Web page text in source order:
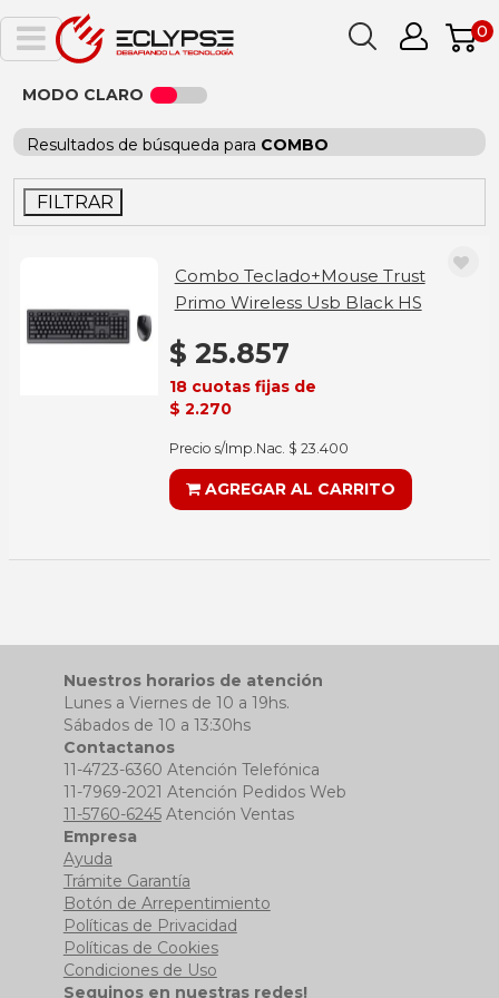
0
MODO CLARO
Resultados de búsqueda para COMBO
FILTRAR
Combo Teclado+Mouse Trust
Primo Wireless Usb Black HS
$ 25.857
18 cuotas fijas de
$ 2.270
Precio s/Imp.Nac. $ 23.400
AGREGAR AL CARRITO
Nuestros horarios de atención
Lunes a Viernes de 10 a 19hs.
Sábados de 10 a 13:30hs
Contactanos
11-4723-6360 Atención Telefónica
11-7969-2021 Atención Pedidos Web
11-5760-6245Atención Ventas
Empresa
Ayuda
Trámite Garantía
Botón de Arrepentimiento
Políticas de Privacidad
Políticas de Cookies
Condiciones de Uso
Seguinos en nuestras redes!